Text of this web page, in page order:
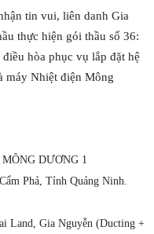
tin vui, liên danh Gia
thực hiện gói thầu số 36:
hòa phục vụ lắp đặt hệ
máy Nhiệt điện Mông
DƯƠNG 1
Phả, Tỉnh Quảng Ninh.
Land, Gia Nguyễn (Ducting +